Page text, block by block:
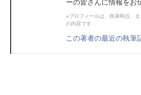
※プロフィールは、執筆時点、
の内容です
この著者の最近の執筆